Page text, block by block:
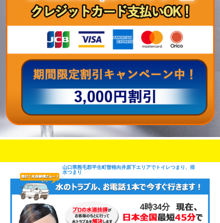
山口県熊毛郡平生町曽根向井原下エリアでトイレつまり、排
水つまり
4時34分